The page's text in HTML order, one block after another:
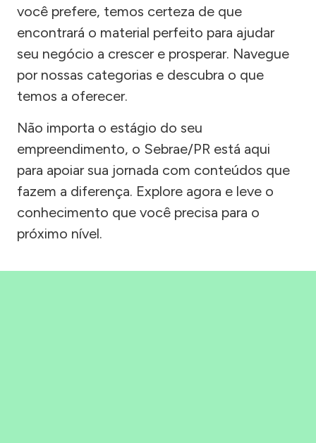
você prefere, temos certeza de que
encontrará o material perfeito para ajudar
seu negócio a crescer e prosperar. Navegue
por nossas categorias e descubra o que
temos a oferecer.
Não importa o estágio do seu
empreendimento, o Sebrae/PR está aqui
para apoiar sua jornada com conteúdos que
fazem a diferença. Explore agora e leve o
conhecimento que você precisa para o
próximo nível.